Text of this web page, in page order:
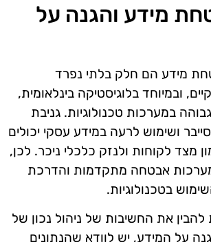
מידע והגנה על
מידע הם חלק בלתי נפרד
ובמיוחד בלוגיסטיקה בינלאומית,
במערכות טכנולוגיות. גניבת
ושימוש לרעה במידע עסקי יכולים
מצד לקוחות ולנזק כלכלי ניכר. לכן,
אבטחה מתקדמות והדרכת
בטכנולוגיות.
את החשיבות של ניהול נכון של
על המידע, יש לוודא שהנתונים